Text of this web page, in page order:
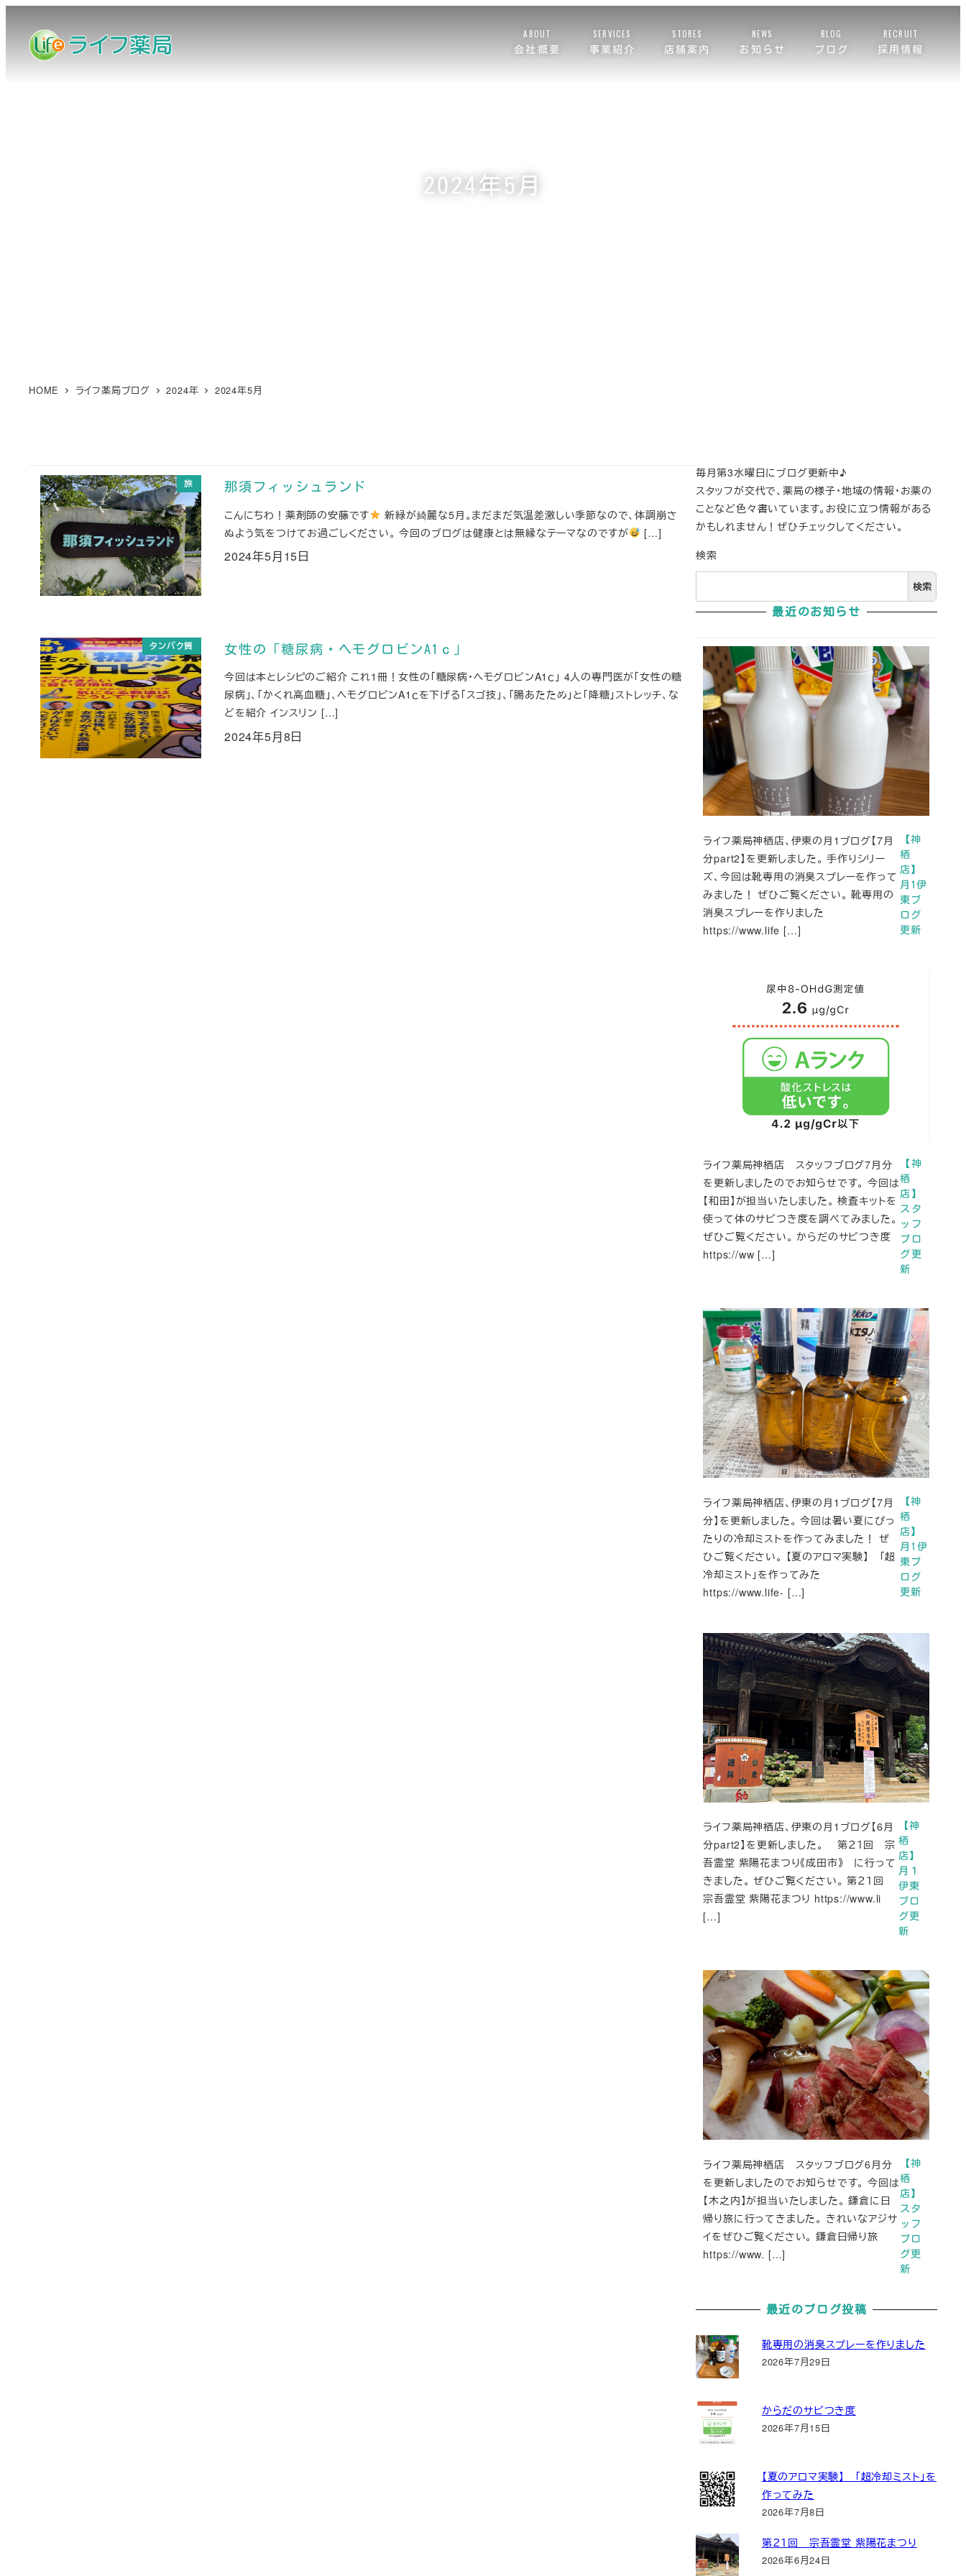
ABOUT
会社概要
SERVICES
事業紹介
STORES
店舗案内
NEWS
お知らせ
BLOG
ブログ
RECRUIT
採用情報
2024年5月
HOME ライフ薬局ブログ 2024年 2024年5月
旅 那須フィッシュランド
こんにちわ！薬剤師の安藤です
新緑が綺麗な5月。まだまだ気温差激しい季節なので、体調崩さ
ぬよう気をつけてお過ごしください。 今回のブログは健康とは無縁なテーマなのですが
[…]
投稿日
2024年5月15日
タンパク質 女性の「糖尿病・ヘモグロビンA1ｃ」
今回は本とレシピのご紹介 これ1冊！女性の「糖尿病・ヘモグロビンA1ｃ」 4人の専門医が「女性の糖
尿病」、「かくれ高血糖」、ヘモグロビンA1ｃを下げる「スゴ技」、「腸あたため」と「降糖」ストレッチ、な
どを紹介 インスリン […]
投稿日
2024年5月8日
毎月第3水曜日にブログ更新中♪
スタッフが交代で、薬局の様子・地域の情報・お薬の
ことなど色々書いています。お役に立つ情報がある
かもしれません！ぜひチェックしてください。
検索
検索
最近のお知らせ
【神
栖
店】
月1伊
東ブ
ログ
更新
ライフ薬局神栖店、伊東の月1ブログ【7月
分part2】を更新しました。 手作りシリー
ズ、今回は靴専用の消臭スプレーを作って
みました！ ぜひご覧ください。 靴専用の
消臭スプレーを作りました
https://www.life […]
【神
栖
店】
スタ
ッフ
ブロ
グ更
新
ライフ薬局神栖店 スタッフブログ7月分
を更新しましたのでお知らせです。 今回は
【和田】が担当いたしました。 検査キットを
使って体のサビつき度を調べてみました。
ぜひご覧ください。 からだのサビつき度
https://ww […]
【神
栖
店】
月1伊
東ブ
ログ
更新
ライフ薬局神栖店、伊東の月1ブログ【7月
分】を更新しました。 今回は暑い夏にぴっ
たりの冷却ミストを作ってみました！ ぜ
ひご覧ください。 【夏のアロマ実験】 「超
冷却ミスト」を作ってみた
https://www.life- […]
【神
栖
店】
月１
伊東
ブロ
グ更
新
ライフ薬局神栖店、伊東の月1ブログ【6月
分part2】を更新しました。 第２１回 宗
吾霊堂 紫陽花まつり《成田市》 に行って
きました。 ぜひご覧ください。 第２１回
宗吾霊堂 紫陽花まつり https://www.li
[…]
【神
栖
店】
スタ
ッフ
ブロ
グ更
新
ライフ薬局神栖店 スタッフブログ6月分
を更新しましたのでお知らせです。 今回は
【木之内】が担当いたしました。 鎌倉に日
帰り旅に行ってきました。 きれいなアジサ
イをぜひご覧ください。 鎌倉日帰り旅
https://www. […]
最近のブログ投稿
靴専用の消臭スプレーを作りました
2026年7月29日
からだのサビつき度
2026年7月15日
【夏のアロマ実験】 「超冷却ミスト」を
作ってみた
2026年7月8日
第２１回 宗吾霊堂 紫陽花まつり
2026年6月24日